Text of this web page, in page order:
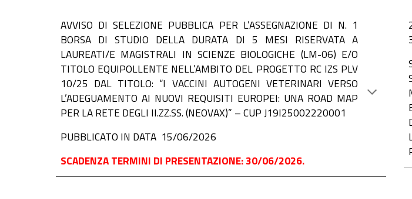
AVVISO DISELEZIONE PUBBLICA PER L’ASSEGNAZIONE DI N. 1
BORSA DI STUDIO DELLA DURATA DI 5 MESI RISERVATA A
LAUREATI/E MAGISTRALI IN SCIENZE BIOLOGICHE (LM-06) E/O
TITOLO EQUIPOLLENTE NELL’AMBITO DEL PROGETTO RC IZS PLV
10/25 DAL TITOLO: “I VACCINI AUTOGENI VETERINARI VERSO
L’ADEGUAMENTO AI NUOVI REQUISITI EUROPEI: UNA ROAD MAP
PER LA RETE DEGLI II.ZZ.SS. (NEOVAX)” – CUP J19I25002220001
PUBBLICATO IN DATA 15/06/2026
SCADENZA TERMINI DI PRESENTAZIONE: 30/06/2026.